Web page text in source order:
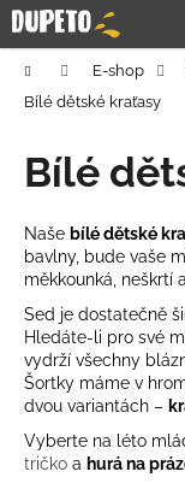
Prejsť
na
obsah
DomovE-shop
Bílé dětské kraťasy
Bílé
Naše bílé dětské
bavlny, bude vaše
měkkounká, neškrtí
Sed je dostatečně
Hledáte-li pro své
vydrží všechny
Šortky máme v
dvou variantách –
Vyberte na léto
tričko a hurá na
K
o
o
p
o
t
r
e
b
u
j
e
t